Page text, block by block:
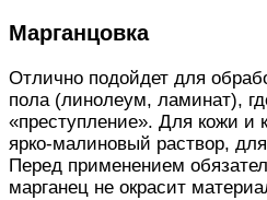
Марганцовка
Отлично подойдет для
пола (линолеум, ламинат),
«преступление». Для кожи и
ярко-малиновый раствор,
Перед применением
марганец не окрасит